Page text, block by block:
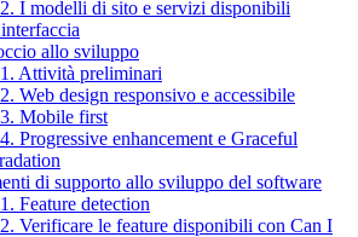
I modelli di sito e servizi disponibili
allo sviluppo
Attività preliminari
Web design responsivo e accessibile
Mobile first
Progressive enhancement e Graceful
di supporto allo sviluppo del software
Feature detection
Verificare le feature disponibili con Can I